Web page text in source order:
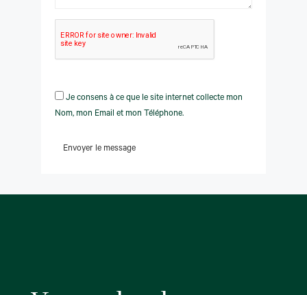
Je consens à ce que le site internet collecte mon
Nom, mon Email et mon Téléphone.
Envoyer le message